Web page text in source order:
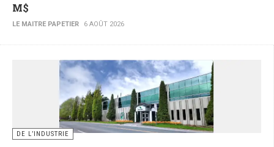
M$
LE MAITRE PAPETIER 6 AOÛT 2026
DE L’INDUSTRIE